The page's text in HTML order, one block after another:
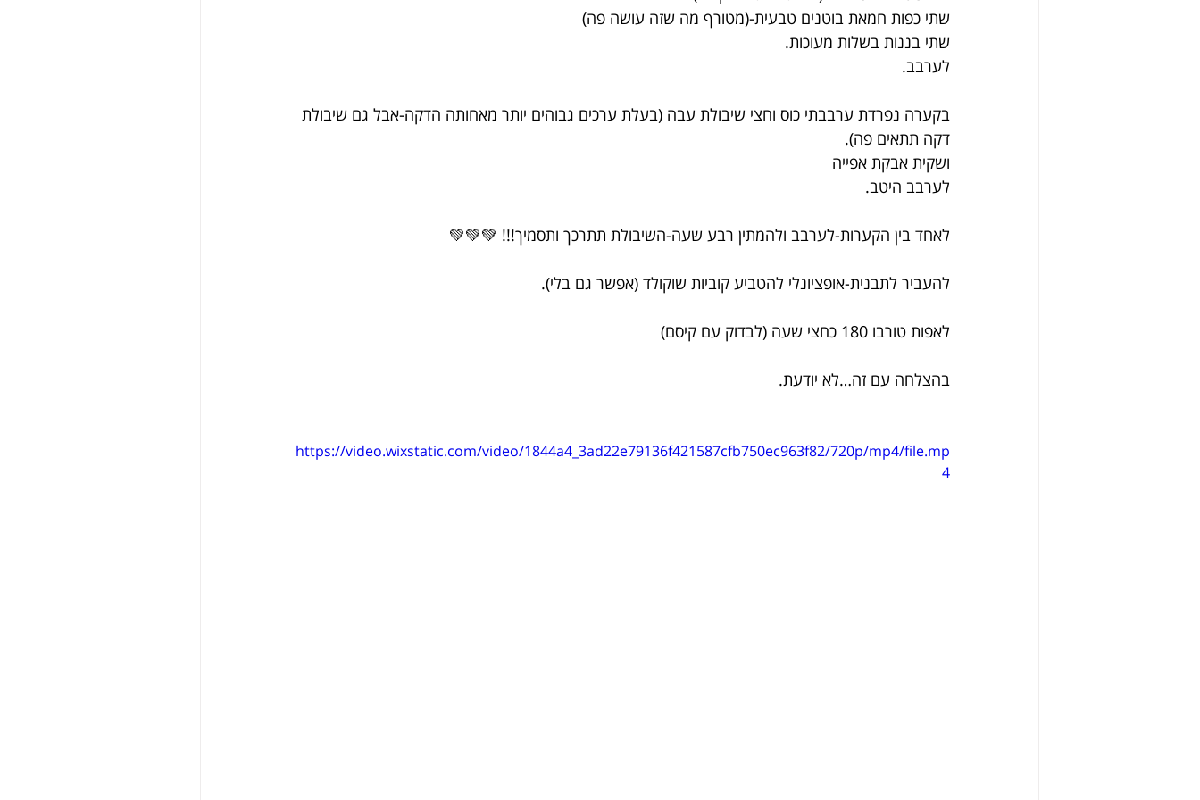
שתי כפות חמאת בוטנים טבעית-(מטורף מה שזה עושה פה)
שתי בננות בשלות מעוכות.
לערבב.
בקערה נפרדת ערבבתי כוס וחצי שיבולת עבה (בעלת ערכים גבוהים יותר מאחותה הדקה-אבל גם שיבולת
דקה תתאים פה).
ושקית אבקת אפייה
לערבב היטב.
לאחד בין הקערות-לערבב ולהמתין רבע שעה-השיבולת תתרכך ותסמיך!!! 💚💚💚
להעביר לתבנית-אופציונלי להטביע קוביות שוקולד (אפשר גם בלי).
לאפות טורבו 180 כחצי שעה (לבדוק עם קיסם)
בהצלחה עם זה…לא יודעת.
https://video.wixstatic.com/video/1844a4_3ad22e79136f421587cfb750ec963f82/720p/mp4/file.mp
4